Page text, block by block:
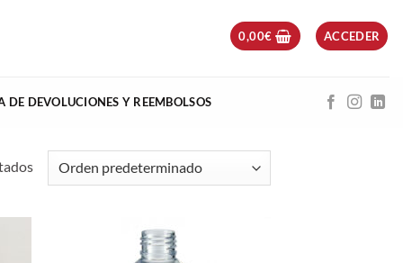
0,00€ ACCEDER
DE DEVOLUCIONES Y REEMBOLSOS